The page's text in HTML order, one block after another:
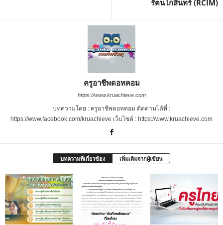
รัตนโกสินทร์ (RCIM)
ครูอาชีพดอทคอม
https://www.kruachieve.com
บทความโดย : ครูอาชีพดอทคอม ติดตามได้ที่ :
https://www.facebook.com/kruachieve เว็บไซต์ : https://www.kruachieve.com
บทความที่เกี่ยวข้อง เพิ่มเติมจากผู้เขียน